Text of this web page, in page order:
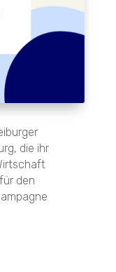
die ihr
den